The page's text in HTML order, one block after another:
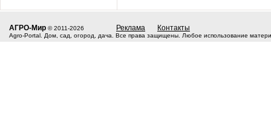
АГРО-Мир © 2011-2026 Реклама Контакты
Agro-Portal. Дом, сад, огород, дача. Все права защищены. Любое использование